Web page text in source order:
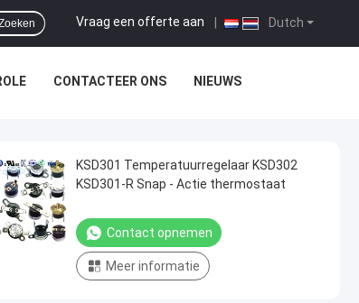
Dutch
Vraag een offerte aan
CONTACTEER ONS NIEUWS
KSD301 Temperatuurregelaar KSD302
KSD301-R Snap - Actie thermostaat
Contact opnemen
Meer informatie